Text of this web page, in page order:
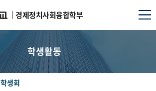
경제정치사회융합학부
학생활동
학생회